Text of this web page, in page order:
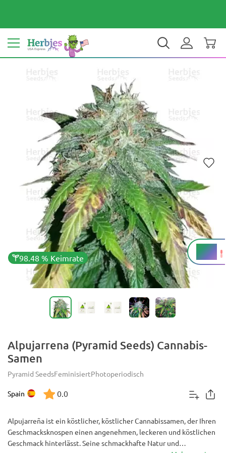
Dein Land: Vereinigte Staaten $ USD DE
98.48 % Keimrate
16 %
THC
Alpujarrena (Pyramid Seeds) Cannabis-
Samen
Pyramid SeedsFeminisiertPhotoperiodisch
Spain 0.0
Alpujarreña ist ein köstlicher, köstlicher Cannabissamen, der Ihren
Geschmacksknospen einen angenehmen, leckeren und köstlichen
Geschmack hinterlässt. Seine schmackhafte Natur und